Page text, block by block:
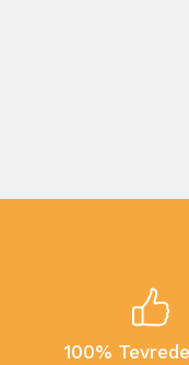
100%